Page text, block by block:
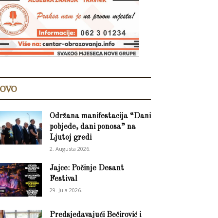
Održana manifestacija “Dani
pobjede, dani ponosa” na
Ljutoj gredi
2. Augusta 2026.
Jajce: Počinje Desant
Festival
29. Jula 2026.
Predsjedavajući Bečirović i